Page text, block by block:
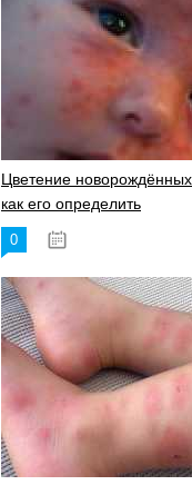
Цветение новорождённых
как его определить
0